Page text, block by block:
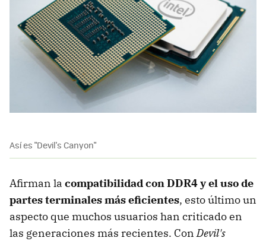
Así es "Devil's Canyon"
Afirman la compatibilidad con DDR4 y el uso de
partes terminales más eficientes, esto último un
aspecto que muchos usuarios han criticado en
las generaciones más recientes. ConDevil's